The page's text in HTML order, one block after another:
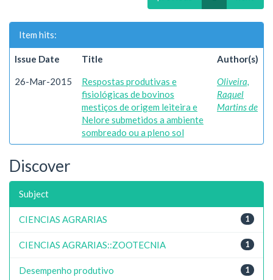
Item hits:
Issue Date Title Author(s)
26-Mar-2015
Respostas produtivas e
fisiológicas de bovinos
mestiços de origem leiteira e
Nelore submetidos a ambiente
sombreado ou a pleno sol
Oliveira,
Raquel
Martins de
Discover
Subject
1
CIENCIAS AGRARIAS
1
CIENCIAS AGRARIAS::ZOOTECNIA
1
Desempenho produtivo